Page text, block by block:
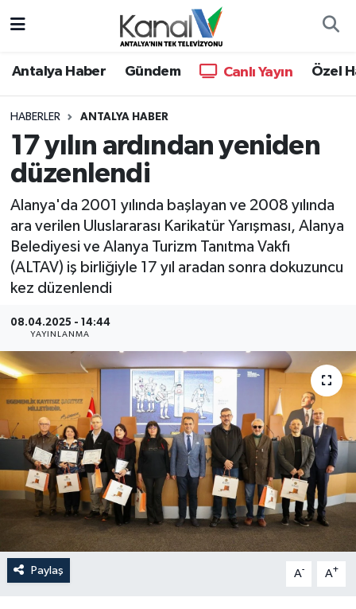
Antalya Haber Gündem Canlı Yayın Özel
HABERLER ANTALYA HABER
17 yılın ardından yeniden
düzenlendi
Alanya'da 2001 yılında başlayan ve 2008 yılında
ara verilen Uluslararası Karikatür Yarışması, Alanya
Belediyesi ve Alanya Turizm Tanıtma Vakfı
(ALTAV) iş birliğiyle 17 yıl aradan sonra dokuzuncu
kez düzenlendi
08.04.2025 - 14:44
YAYINLANMA
Paylaş A- A+
Antalya Haber
Dünya
Eğitim
Ekonomi
Gündem
KANALV Spor
Kültür Sanat
Magazin
Öğle Bülteni
Hava Durumu
Trafik Durumu
Süper Lig Puan Durumu ve Fikstür
Tüm Manşetler
Son Dakika Haberleri